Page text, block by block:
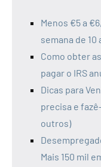
Menos €5 a
semana de 10
Como obter
pagar o IRS
Dicas para
precisa e
outros)
Mais 150 mil